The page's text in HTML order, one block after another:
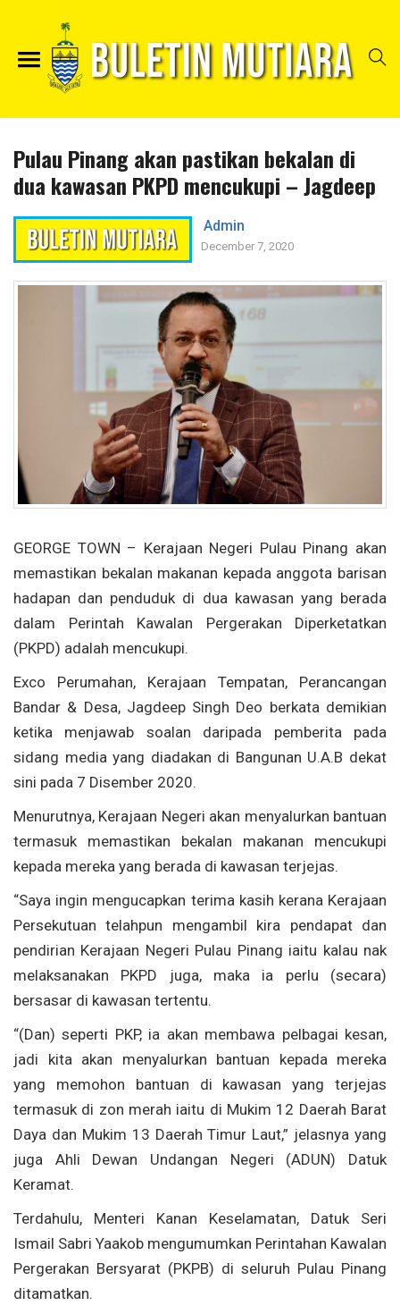
Pulau Pinang akan pastikan bekalan di
dua kawasan PKPD mencukupi – Jagdeep
Admin
December 7, 2020
GEORGE TOWN – Kerajaan Negeri Pulau Pinang akan
memastikan bekalan makanan kepada anggota barisan
hadapan dan penduduk di dua kawasan yang berada
dalam Perintah Kawalan Pergerakan Diperketatkan
(PKPD) adalah mencukupi.
Exco Perumahan, Kerajaan Tempatan, Perancangan
Bandar & Desa, Jagdeep Singh Deo berkata demikian
ketika menjawab soalan daripada pemberita pada
sidang media yang diadakan di Bangunan U.A.B dekat
sini pada 7 Disember 2020.
Menurutnya, Kerajaan Negeri akan menyalurkan bantuan
termasuk memastikan bekalan makanan mencukupi
kepada mereka yang berada di kawasan terjejas.
“Saya ingin mengucapkan terima kasih kerana Kerajaan
Persekutuan telahpun mengambil kira pendapat dan
pendirian Kerajaan Negeri Pulau Pinang iaitu kalau nak
melaksanakan PKPD juga, maka ia perlu (secara)
bersasar di kawasan tertentu.
“(Dan) seperti PKP, ia akan membawa pelbagai kesan,
jadi kita akan menyalurkan bantuan kepada mereka
yang memohon bantuan di kawasan yang terjejas
termasuk di zon merah iaitu di Mukim 12 Daerah Barat
Daya dan Mukim 13 Daerah Timur Laut,” jelasnya yang
juga Ahli Dewan Undangan Negeri (ADUN) Datuk
Keramat.
Terdahulu, Menteri Kanan Keselamatan, Datuk Seri
Ismail Sabri Yaakob mengumumkan Perintahan Kawalan
Pergerakan Bersyarat (PKPB) di seluruh Pulau Pinang
ditamatkan.